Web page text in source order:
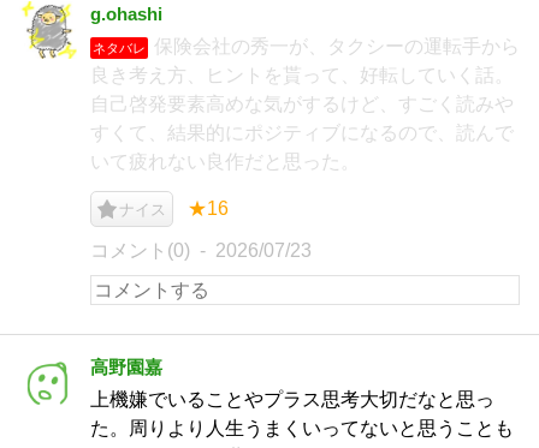
g.ohashi
ネタバレ
保険会社の秀一が、タクシーの運転手から
良き考え方、ヒントを貰って、好転していく話。
自己啓発要素高めな気がするけど、すごく読みや
すくて、結果的にポジティブになるので、読んで
いて疲れない良作だと思った。
ナイス ★16
コメント(0) 2026/07/23
高野園嘉
上機嫌でいることやプラス思考大切だなと思っ
た。周りより人生うまくいってないと思うことも